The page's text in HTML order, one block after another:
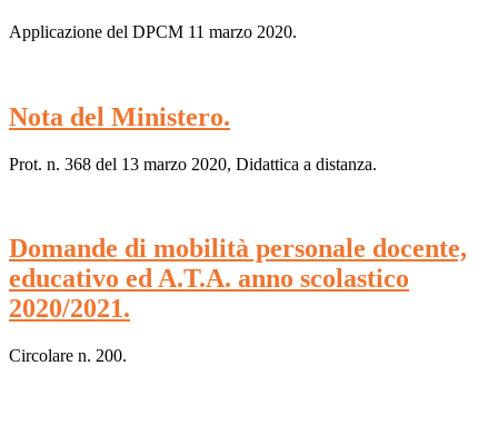
Applicazione del DPCM 11 marzo 2020.
Nota del Ministero.
Prot. n. 368 del 13 marzo 2020, Didattica a distanza.
Domande di mobilità personale docente,
educativo ed A.T.A. anno scolastico
2020/2021.
Circolare n. 200.